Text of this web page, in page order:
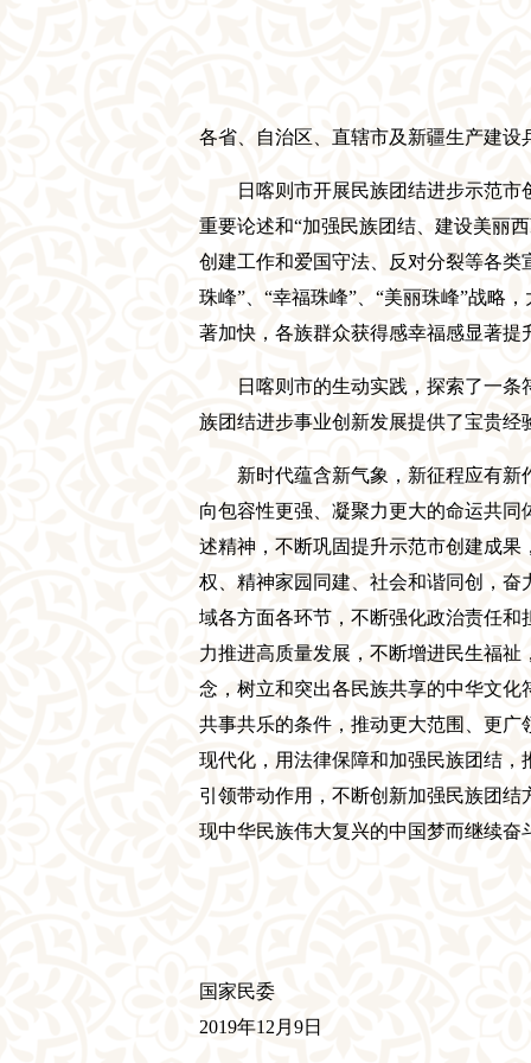
各省、自治区、直辖市及新疆生产建
日喀则市开展民族团结进步示范市
重要论述和“加强民族团结、建设美丽
创建工作和爱国守法、反对分裂等各
珠峰”、“幸福珠峰”、“美丽珠峰”战略，
著加快，各族群众获得感幸福感显著提
日喀则市的生动实践，探索了一条
族团结进步事业创新发展提供了宝贵经
新时代蕴含新气象，新征程应有
向包容性更强、凝聚力更大的命运共
述精神，不断巩固提升示范市创建成
权、精神家园同建、社会和谐同创，奋
域各方面各环节，不断强化政治责任
力推进高质量发展，不断增进民生福
念，树立和突出各民族共享的中华文
共事共乐的条件，推动更大范围、更
现代化，用法律保障和加强民族团结
引领带动作用，不断创新加强民族团
现中华民族伟大复兴的中国梦而继续奋
国家民委
2019年12月 9日